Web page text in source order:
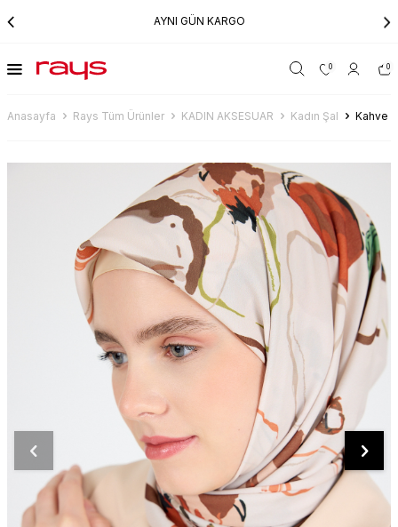
AYNI GÜN KARGO
0 0
Anasayfa Rays Tüm Ürünler KADIN AKSESUAR Kadın Şal Kahve